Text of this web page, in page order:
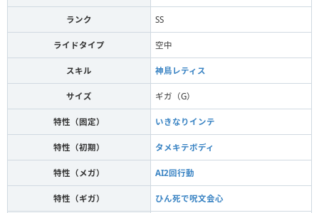
ランク SS
ライドタイプ 空中
スキル 神鳥レティス
サイズ ギガ（G）
特性（固定） いきなりインテ
特性（初期） タメキテボディ
特性（メガ） AI2回行動
特性（ギガ） ひん死で呪文会心